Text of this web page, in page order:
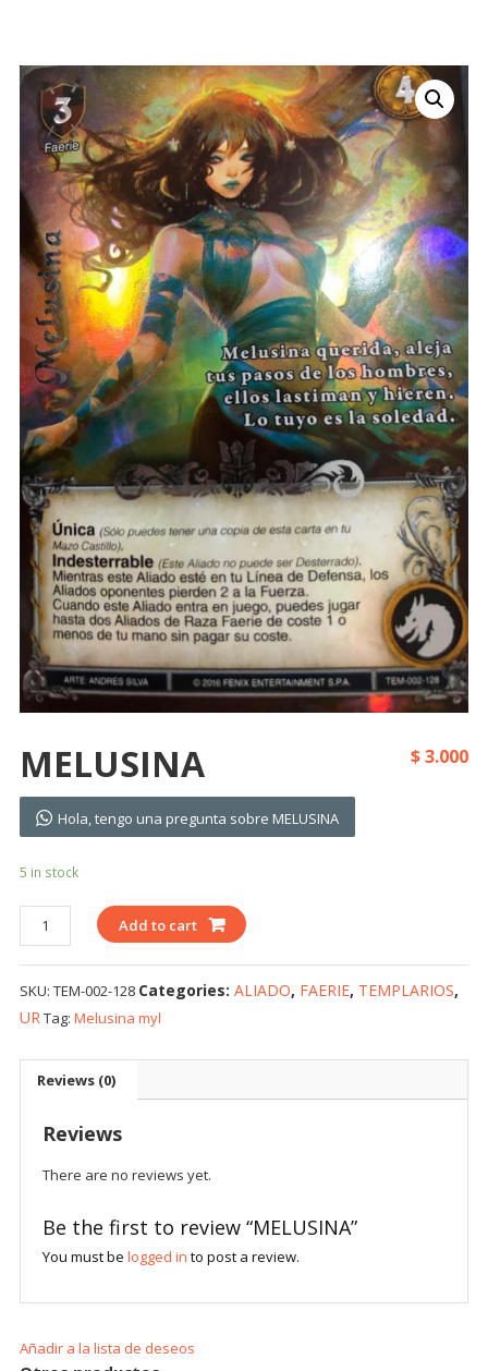
MELUSINA $3.000
Hola, tengo una pregunta sobre MELUSINA
5 in stock
MELUSINA
quantity
Add to cart
SKU: TEM-002-128 Categories: ALIADO, FAERIE, TEMPLARIOS,
URTag: Melusina myl
Reviews (0)
Reviews
There are no reviews yet.
Be the first to review “MELUSINA”
You must be logged in to post a review.
Añadir a la lista de deseos